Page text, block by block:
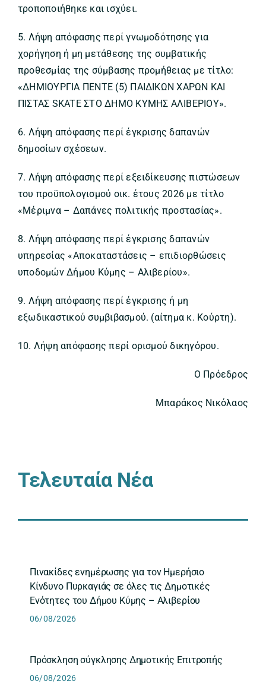
τροποποιήθηκε και ισχύει.
5. Λήψη απόφασης περί γνωμοδότησης για
χορήγηση ή μη μετάθεσης της συμβατικής
προθεσμίας της σύμβασης προμήθειας με τίτλο:
«ΔΗΜΙΟΥΡΓΙΑ ΠΕΝΤΕ (5) ΠΑΙΔΙΚΩΝ ΧΑΡΩΝ ΚΑΙ
ΠΙΣΤΑΣ SKATE ΣΤΟ ΔΗΜΟ ΚΥΜΗΣ ΑΛΙΒΕΡΙΟΥ».
6. Λήψη απόφασης περί έγκρισης δαπανών
δημοσίων σχέσεων.
7. Λήψη απόφασης περί εξειδίκευσης πιστώσεων
του προϋπολογισμού οικ. έτους 2026 με τίτλο
«Μέριμνα – Δαπάνες πολιτικής προστασίας».
8. Λήψη απόφασης περί έγκρισης δαπανών
υπηρεσίας «Αποκαταστάσεις – επιδιορθώσεις
υποδομών Δήμου Κύμης – Αλιβερίου».
9. Λήψη απόφασης περί έγκρισης ή μη
εξωδικαστικού συμβιβασμού. (αίτημα κ. Κούρτη).
10. Λήψη απόφασης περί ορισμού δικηγόρου.
Ο Πρόεδρος
Μπαράκος Νικόλαος
Τελευταία Νέα
Πινακίδες ενημέρωσης για τον Ημερήσιο
Κίνδυνο Πυρκαγιάς σε όλες τις Δημοτικές
Ενότητες του Δήμου Κύμης – Αλιβερίου
06/08/2026
Πρόσκληση σύγκλησης Δημοτικής Επιτροπής
06/08/2026